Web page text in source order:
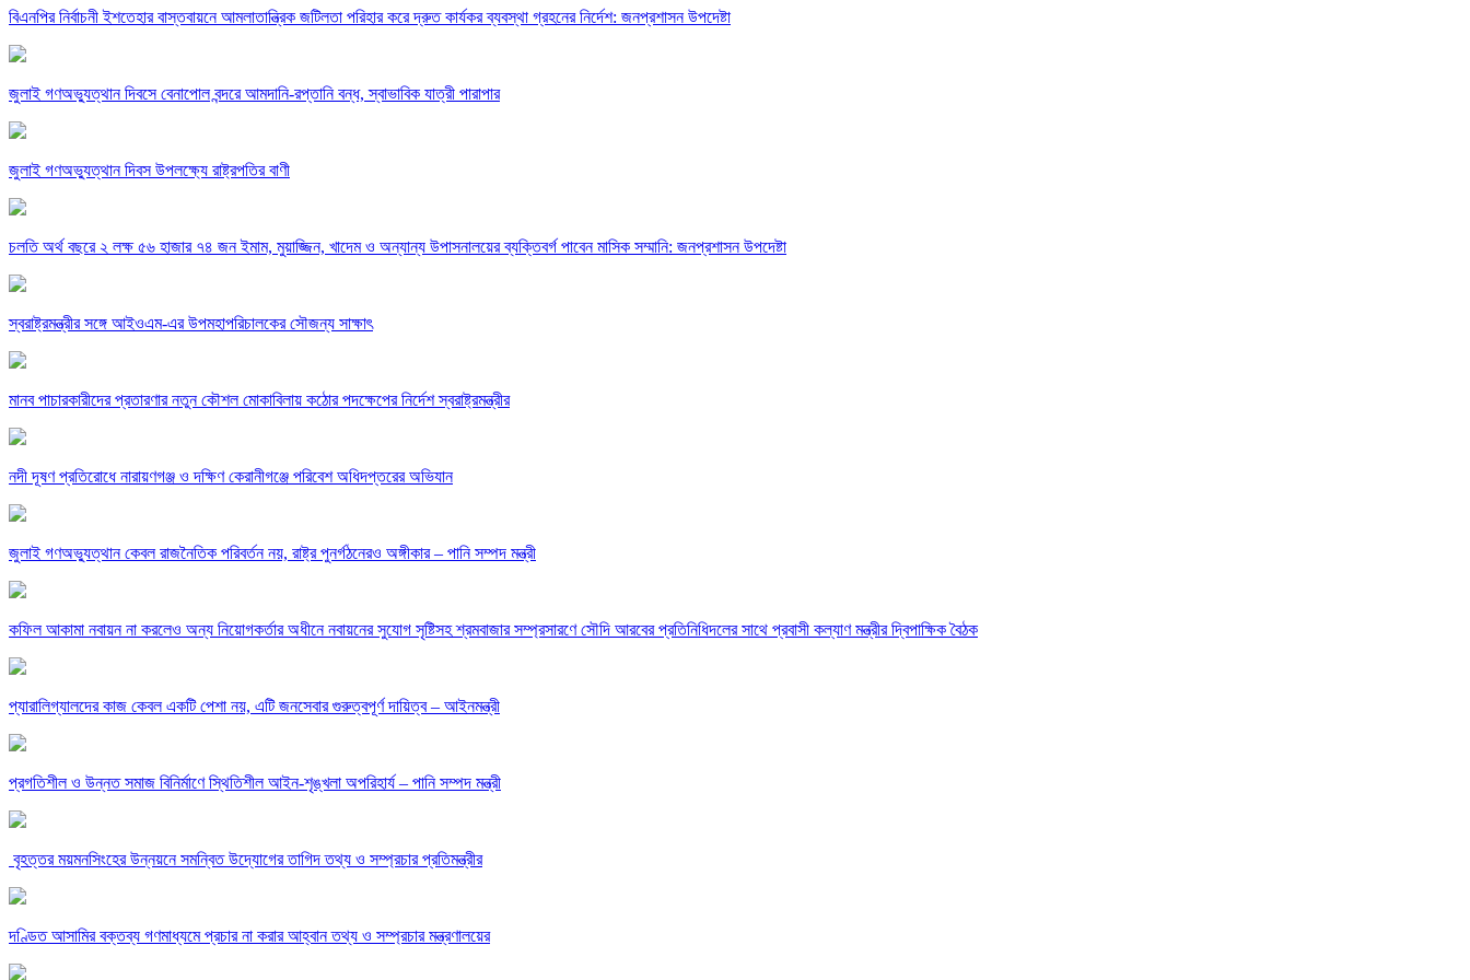
বিএনপির নির্বাচনী ইশতেহার বাস্তবায়নে আমলাতান্ত্রিক জটিলতা পরিহার করে দ্রুত কার্যকর ব্যবস্থা গ্রহনের নির্দেশ: জনপ্রশাসন উপদেষ্টা
জুলাই গণঅভ্যুত্থান দিবসে বেনাপোল বন্দরে আমদানি-রপ্তানি বন্ধ, স্বাভাবিক যাত্রী পারাপার
জুলাই গণঅভ্যুত্থান দিবস উপলক্ষ্যে রাষ্ট্রপতির বাণী
চলতি অর্থ বছরে ২ লক্ষ ৫৬ হাজার ৭৪ জন ইমাম, মুয়াজ্জিন, খাদেম ও অন্যান্য উপাসনালয়ের ব্যক্তিবর্গ পাবেন মাসিক সম্মানি: জনপ্রশাসন উপদেষ্টা
স্বরাষ্ট্রমন্ত্রীর সঙ্গে আইওএম-এর উপমহাপরিচালকের সৌজন্য সাক্ষাৎ
মানব পাচারকারীদের প্রতারণার নতুন কৌশল মোকাবিলায় কঠোর পদক্ষেপের নির্দেশ স্বরাষ্ট্রমন্ত্রীর
নদী দূষণ প্রতিরোধে নারায়ণগঞ্জ ও দক্ষিণ কেরানীগঞ্জে পরিবেশ অধিদপ্তরের অভিযান
জুলাই গণঅভ্যুত্থান কেবল রাজনৈতিক পরিবর্তন নয়, রাষ্ট্র পুনর্গঠনেরও অঙ্গীকার – পানি সম্পদ মন্ত্রী
কফিল আকামা নবায়ন না করলেও অন্য নিয়োগকর্তার অধীনে নবায়নের সুযোগ সৃষ্টিসহ শ্রমবাজার সম্প্রসারণে সৌদি আরবের প্রতিনিধিদলের সাথে প্রবাসী কল্যাণ মন্ত্রীর দ্বিপাক্ষিক বৈঠক
প্যারালিগ্যালদের কাজ কেবল একটি পেশা নয়, এটি জনসেবার গুরুত্বপূর্ণ দায়িত্ব – আইনমন্ত্রী
‎প্রগতিশীল ও উন্নত সমাজ বিনির্মাণে স্থিতিশীল আইন-শৃঙ্খলা অপরিহার্য – পানি সম্পদ মন্ত্রী
‎ বৃহত্তর ময়মনসিংহের উন্নয়নে সমন্বিত উদ্যোগের তাগিদ তথ্য ও সম্প্রচার প্রতিমন্ত্রীর
দণ্ডিত আসামির বক্তব্য গণমাধ্যমে প্রচার না করার আহ্বান তথ্য ও সম্প্রচার মন্ত্রণালয়ের